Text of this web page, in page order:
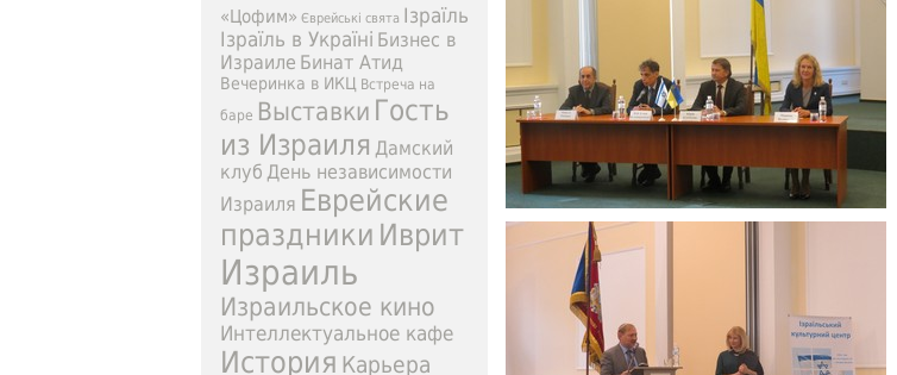
«Цофим» Єврейські свята Ізраїль
Ізраїль в Україні Бизнес в
Израиле Бинат Атид
Вечеринка в ИКЦ Встреча на
баре Выставки Гость
из Израиля Дамский
клуб День независимости
Израиля Еврейские
праздники Иврит
Израиль
Израильское кино
Интеллектуальное кафе
История Карьера